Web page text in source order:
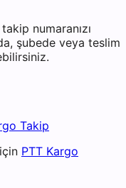
numaranızı
şubede veya teslim
Takip
PTT Kargo